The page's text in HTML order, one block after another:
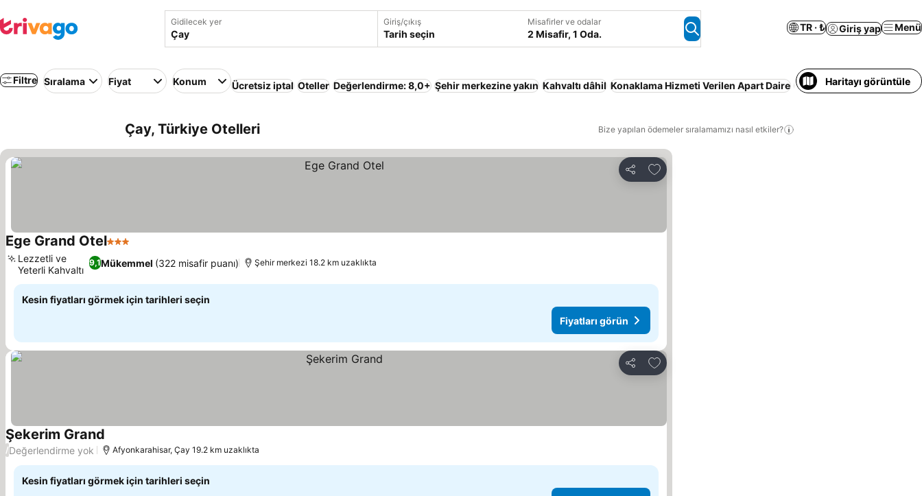
Gidilecek yer Giriş/çıkış
Tarih seçin
Misafirler ve odalar
2 Misafir, 1 Oda.
TR · ₺ Giriş yap Menü
Filtre Sıralama Fiyat Konum Ücretsiz iptal Oteller Değerlendirme: 8,0+ Şehir merkezine yakın Kahvaltı dâhil Konaklama Hizmeti Verilen Apart Daire Aileler Otopark
Haritayı görüntüle
Çay, Türkiye Otelleri Bize yapılan ödemeler sıralamamızı nasıl etkiler?
Paylaş
Favorilerime ekle
Ege Grand Otel3 Yıldız
9,1Mükemmel (322 misafir puanı)
Lezzetli ve
Yeterli Kahvaltı
Şehir merkezi 18.2 km uzaklıkta
Kesin fiyatları görmek için tarihleri seçin
Fiyatları görün
Paylaş
Favorilerime ekle
Şekerim Grand
/Değerlendirme yok Afyonkarahisar, Çay 19.2 km uzaklıkta
Kesin fiyatları görmek için tarihleri seçin